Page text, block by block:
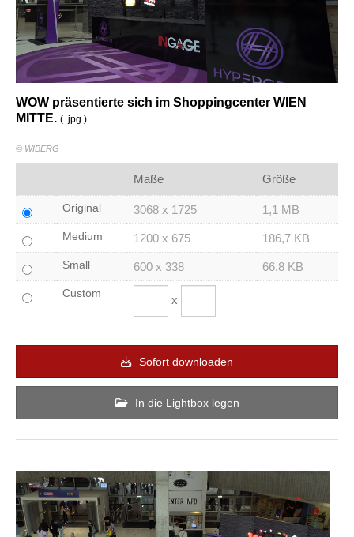
WOW präsentierte sich im Shoppingcenter WIEN
MITTE. (. jpg )
© WIBERG
Maße Größe
Original 3068 x 1725 1,1 MB
Medium 1200 x 675 186,7 KB
Small 600 x 338 66,8 KB
Custom x
Sofort downloaden
In die Lightbox legen